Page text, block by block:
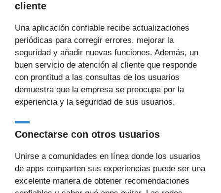
cliente
Una aplicación confiable recibe actualizaciones
periódicas para corregir errores, mejorar la
seguridad y añadir nuevas funciones. Además, un
buen servicio de atención al cliente que responde
con prontitud a las consultas de los usuarios
demuestra que la empresa se preocupa por la
experiencia y la seguridad de sus usuarios.
Conectarse con otros usuarios
Unirse a comunidades en línea donde los usuarios
de apps comparten sus experiencias puede ser una
excelente manera de obtener recomendaciones